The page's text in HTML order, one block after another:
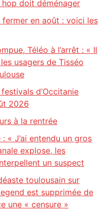
hop doit déménager
en août : voici les
Téléo à l’arrêt : « Il
usagers de Tisséo
d’Occitanie
2026
à la rentrée
« J’ai entendu un gros
explose, les
un suspect
toulousain sur
est supprimée de
une « censure »